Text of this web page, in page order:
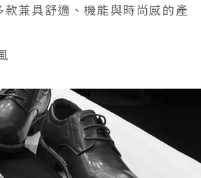
兼具舒適、機能與時尚感的產